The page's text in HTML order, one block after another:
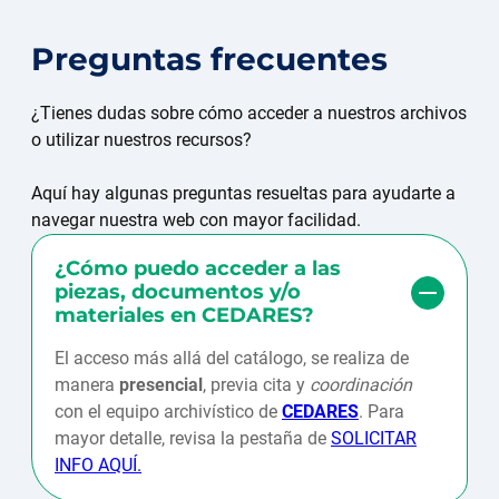
Preguntas frecuentes
¿Tienes dudas sobre cómo acceder a nuestros archivos
o utilizar nuestros recursos?
Aquí hay algunas preguntas resueltas para ayudarte a
navegar nuestra web con mayor facilidad.
¿Cómo puedo acceder a las
piezas, documentos y/o
materiales en CEDARES?
El acceso más allá del catálogo, se realiza de
manera presencial , previa cita y coordinación
con el equipo archivístico de CEDARES. Para
mayor detalle, revisa la pestaña de SOLICITAR
INFO AQUÍ.